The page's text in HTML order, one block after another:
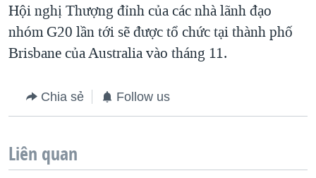
Hội nghị Thượng đỉnh của các nhà lãnh đạo
nhóm G20 lần tới sẽ được tổ chức tại thành phố
Brisbane của Australia vào tháng 11.
Chia sẻ Follow us
Liên quan